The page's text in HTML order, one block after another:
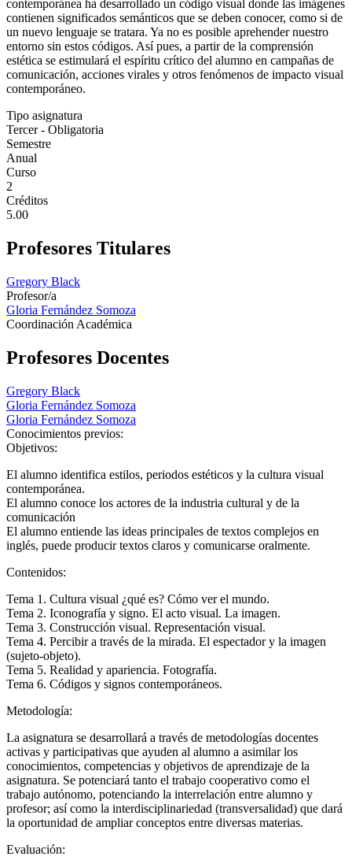
contemporánea ha desarrollado un código visual donde las imágenes
contienen significados semánticos que se deben conocer, como si de
un nuevo lenguaje se tratara. Ya no es posible aprehender nuestro
entorno sin estos códigos. Así pues, a partir de la comprensión
estética se estimulará el espíritu crítico del alumno en campañas de
comunicación, acciones virales y otros fenómenos de impacto visual
contemporáneo.
Tipo asignatura
Tercer - Obligatoria
Semestre
Anual
Curso
2
Créditos
5.00
Profesores Titulares
Gregory Black
Profesor/a
Gloria Fernández Somoza
Coordinación Académica
Profesores Docentes
Gregory Black
Gloria Fernández Somoza
Gloria Fernández Somoza
Conocimientos previos:
Objetivos:
El alumno identifica estilos, periodos estéticos y la cultura visual
contemporánea.
El alumno conoce los actores de la industria cultural y de la
comunicación
El alumno entiende las ideas principales de textos complejos en
inglés, puede producir textos claros y comunicarse oralmente.
Contenidos:
Tema 1. Cultura visual ¿qué es? Cómo ver el mundo.
Tema 2. Iconografía y signo. El acto visual. La imagen.
Tema 3. Construcción visual. Representación visual.
Tema 4. Percibir a través de la mirada. El espectador y la imagen
(sujeto-objeto).
Tema 5. Realidad y apariencia. Fotografía.
Tema 6. Códigos y signos contemporáneos.
Metodología:
La asignatura se desarrollará a través de metodologías docentes
activas y participativas que ayuden al alumno a asimilar los
conocimientos, competencias y objetivos de aprendizaje de la
asignatura. Se potenciará tanto el trabajo cooperativo como el
trabajo autónomo, potenciando la interrelación entre alumno y
profesor; así como la interdisciplinariedad (transversalidad) que dará
la oportunidad de ampliar conceptos entre diversas materias.
Evaluación: